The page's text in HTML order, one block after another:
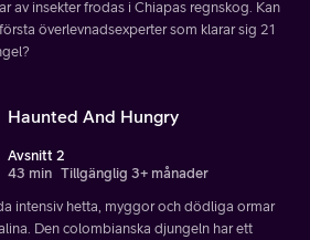
av insekter frodas i Chiapas regnskog. Kan
överlevnadsexperter som klarar sig 21
Haunted And Hungry
Avsnitt 2
43 min Tillgänglig 3+ månader
intensiv hetta, myggor och dödliga ormar
Den colombianska djungeln har ett